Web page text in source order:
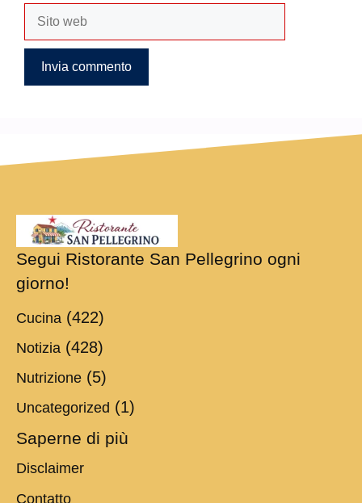
Segui Ristorante San Pellegrino ogni
giorno!
Cucina (422)
Notizia (428)
Nutrizione (5)
Uncategorized (1)
Saperne di più
Disclaimer
Contatto